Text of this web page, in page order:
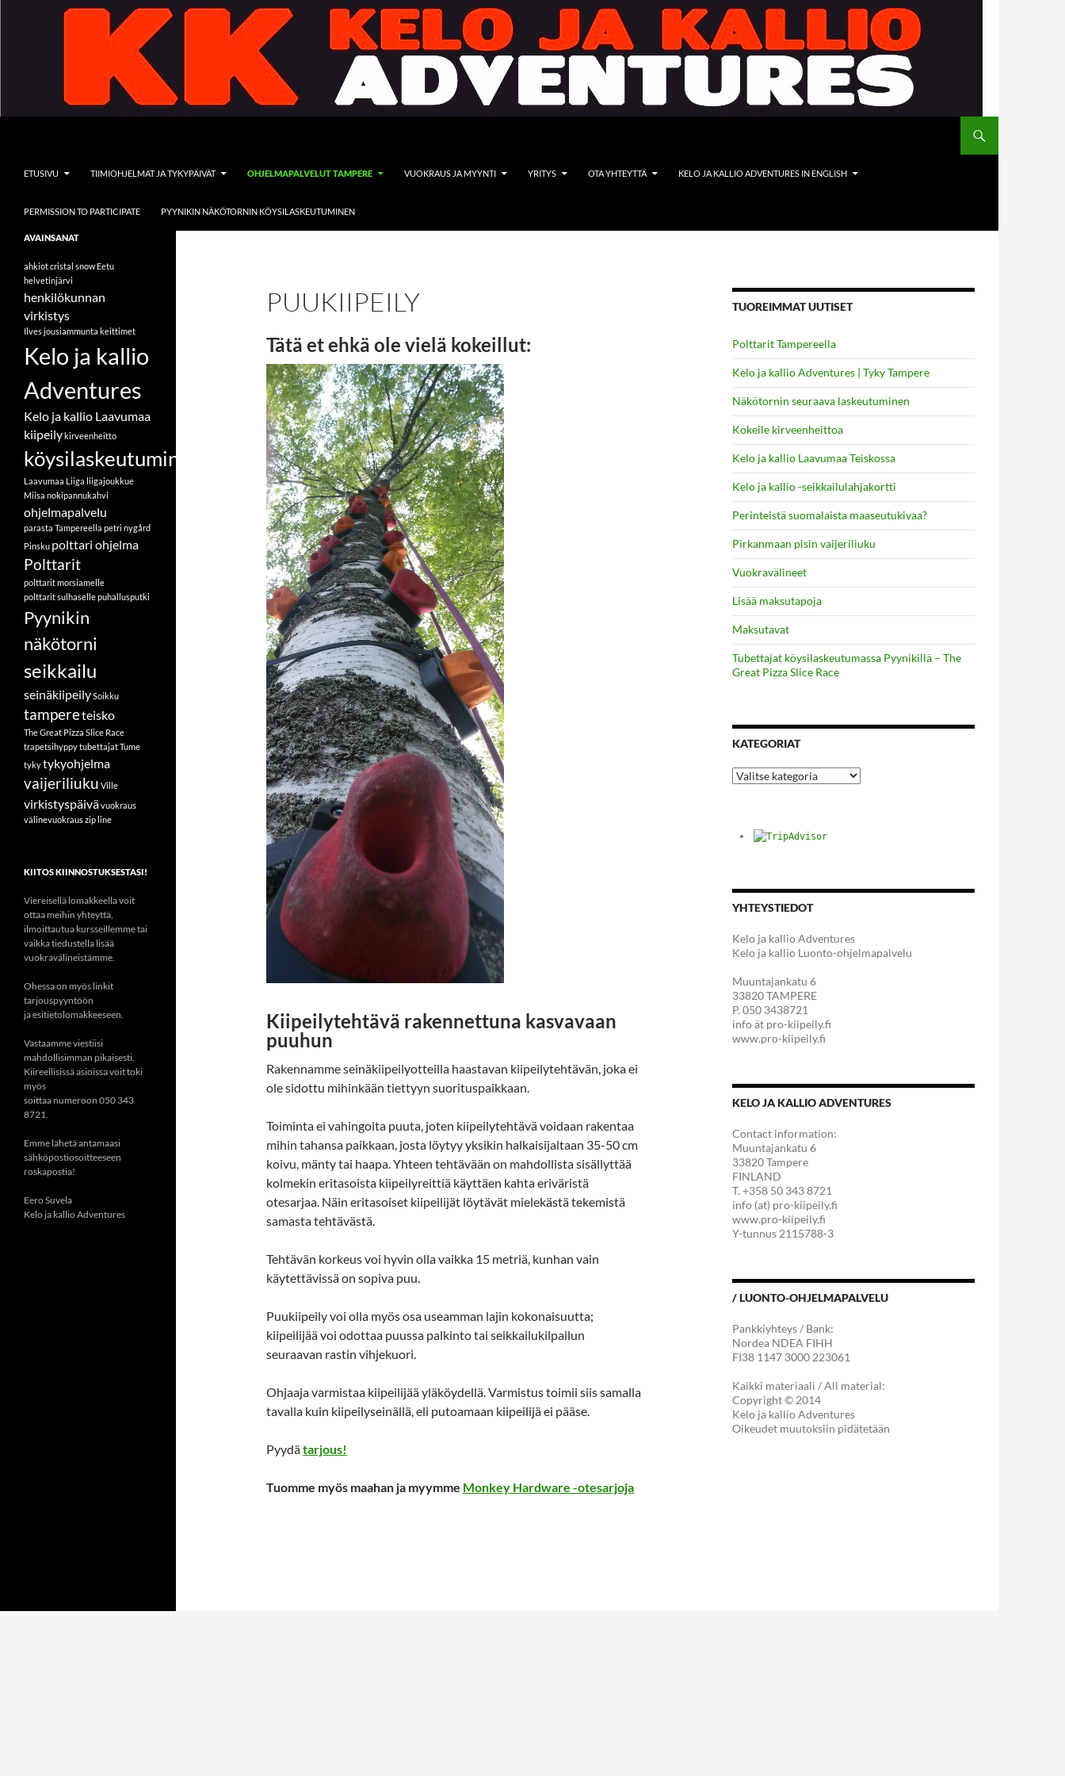
ETUSIVU TIIMIOHJELMAT JA TYKYPÄIVÄT OHJELMAPALVELUT TAMPERE VUOKRAUS JA MYYNTI YRITYS OTA YHTEYTTÄ KELO JA KALLIO ADVENTURES IN ENGLISH
PERMISSION TO PARTICIPATE PYYNIKIN NÄKÖTORNIN KÖYSILASKEUTUMINEN
PUUKIIPEILY
Tätä et ehkä ole vielä kokeillut:
Kiipeilytehtävä rakennettuna kasvavaan
puuhun
Rakennamme seinäkiipeilyotteilla haastavan kiipeilytehtävän, joka ei
ole sidottu mihinkään tiettyyn suorituspaikkaan.
Toiminta ei vahingoita puuta, joten kiipeilytehtävä voidaan rakentaa
mihin tahansa paikkaan, josta löytyy yksikin halkaisijaltaan 35-50 cm
koivu, mänty tai haapa. Yhteen tehtävään on mahdollista sisällyttää
kolmekin eritasoista kiipeilyreittiä käyttäen kahta eriväristä
otesarjaa. Näin eritasoiset kiipeilijät löytävät mielekästä tekemistä
samasta tehtävästä.
Tehtävän korkeus voi hyvin olla vaikka 15 metriä, kunhan vain
käytettävissä on sopiva puu.
Puukiipeily voi olla myös osa useamman lajin kokonaisuutta;
kiipeilijää voi odottaa puussa palkinto tai seikkailukilpailun
seuraavan rastin vihjekuori.
Ohjaaja varmistaa kiipeilijää yläköydellä. Varmistus toimii siis samalla
tavalla kuin kiipeilyseinällä, eli putoamaan kiipeilijä ei pääse.
Pyydätarjous!
Tuomme myös maahan ja myymme Monkey Hardware -otesarjoja
TUOREIMMAT UUTISET
Polttarit Tampereella
Kelo ja kallio Adventures | Tyky Tampere
Näkötornin seuraava laskeutuminen
Kokeile kirveenheittoa
Kelo ja kallio Laavumaa Teiskossa
Kelo ja kallio -seikkailulahjakortti
Perinteistä suomalaista maaseutukivaa?
Pirkanmaan pisin vaijeriliuku
Vuokravälineet
Lisää maksutapoja
Maksutavat
Tubettajat köysilaskeutumassa Pyynikillä – The
Great Pizza Slice Race
KATEGORIAT
Kategoriat
YHTEYSTIEDOT
Kelo ja kallio Adventures
Kelo ja kallio Luonto-ohjelmapalvelu
Muuntajankatu 6
33820 TAMPERE
P. 050 3438721
info ät pro-kiipeily.fi
www.pro-kiipeily.fi
KELO JA KALLIO ADVENTURES
Contact information:
Muuntajankatu 6
33820 Tampere
FINLAND
T. +358 50 343 8721
info (at) pro-kiipeily.fi
www.pro-kiipeily.fi
Y-tunnus 2115788-3
/ LUONTO-OHJELMAPALVELU
Pankkiyhteys / Bank:
Nordea NDEA FIHH
FI38 1147 3000 223061
Kaikki materiaali / All material:
Copyright © 2014
Kelo ja kallio Adventures
Oikeudet muutoksiin pidätetään
Tervetuloa vieraaksemme
pariin
AVAINSANAT
ahkiotcristal snow Eetu
helvetinjärvi
henkilökunnan
virkistys
Ilvesjousiammunta keittimet
Kelo ja kallio
Adventures
Kelo ja kallio Laavumaa
kiipeilykirveenheitto
köysilaskeutuminen
Laavumaa Liiga liigajoukkue
Miisa nokipannukahvi
ohjelmapalvelu
parasta Tampereella petri nygård
Pinsku polttari ohjelma
Polttarit
polttarit morsiamelle
polttarit sulhasellepuhallusputki
Pyynikin
näkötorni
seikkailu
seinäkiipeilySoikku
tampereteisko
The Great Pizza Slice Race
trapetsihyppytubettajatTume
tykytykyohjelma
vaijeriliuku Ville
virkistyspäivävuokraus
välinevuokrauszip line
KIITOS KIINNOSTUKSESTASI!
Viereisellä lomakkeella voit
ottaa meihin yhteyttä,
ilmoittautua kursseillemme tai
vaikka tiedustella lisää
vuokravälineistämme.
Ohessa on myös linkit
tarjouspyyntöön
ja esitietolomakkeeseen.
Vastaamme viestiisi
mahdollisimman pikaisesti.
Kiireellisissä asioissa voit toki
myös
soittaa numeroon 050 343
8721.
Emme lähetä antamaasi
sähköpostiosoitteeseen
roskapostia!
Eero Suvela
Kelo ja kallio Adventures